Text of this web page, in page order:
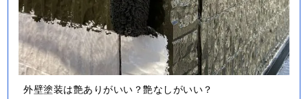
外壁塗装は艶ありがいい？艶なしがいい？